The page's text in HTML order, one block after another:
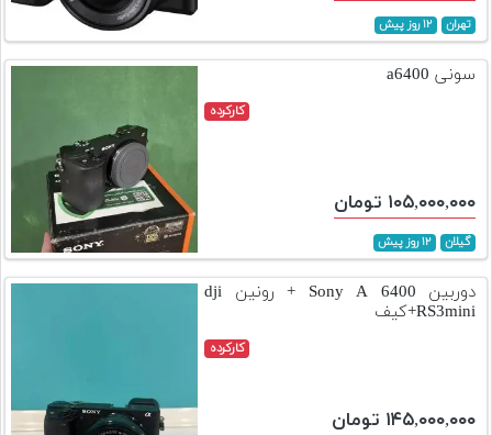
تهران ۱۲ روز پیش
سونی a6400
کارکرده
۱۰۵,۰۰۰,۰۰۰ تومان
گیلان ۱۲ روز پیش
دوربین 6400 Sony A + رونین dji
RS3mini+کیف
کارکرده
۱۴۵,۰۰۰,۰۰۰ تومان